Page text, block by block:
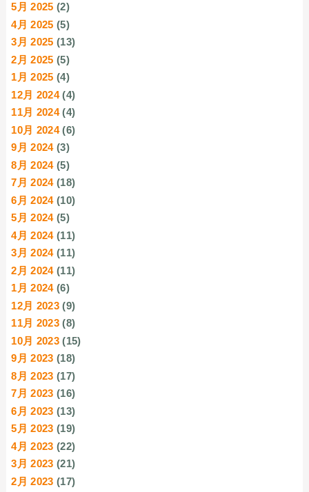
5月 2025 (2)
4月 2025 (5)
3月 2025 (13)
2月 2025 (5)
1月 2025 (4)
12月 2024(4)
11月 2024(4)
10月 2024(6)
9月 2024(3)
8月 2024(5)
7月 2024(18)
6月 2024(10)
5月 2024(5)
4月 2024(11)
3月 2024(11)
2月 2024(11)
1月 2024(6)
12月 2023 (9)
11月 2023 (8)
10月 2023 (15)
9月 2023 (18)
8月 2023 (17)
7月 2023 (16)
6月 2023 (13)
5月 2023 (19)
4月 2023 (22)
3月 2023 (21)
2月 2023 (17)